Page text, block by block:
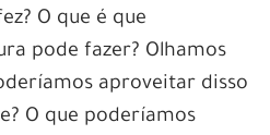
O que é que
pode fazer? Olhamos
aproveitar disso
O que poderíamos